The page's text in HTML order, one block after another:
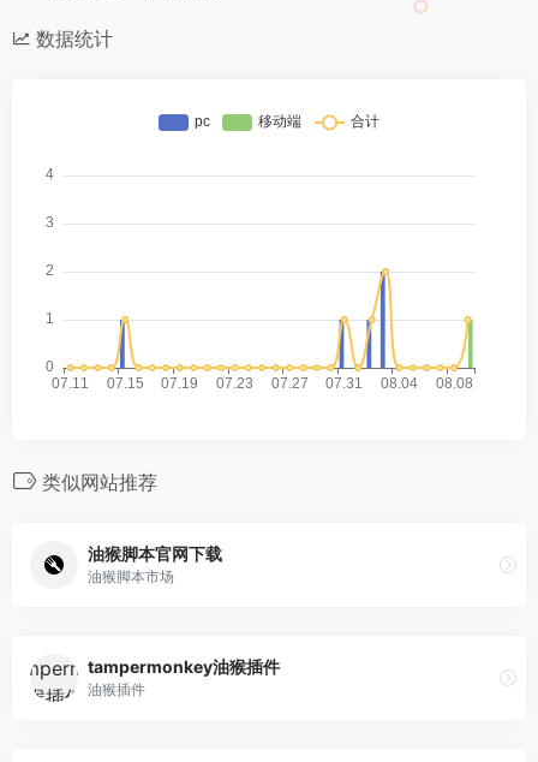
数据统计
类似网站推荐
油猴脚本官网下载
油猴脚本市场
tampermonkey油猴插件
油猴插件